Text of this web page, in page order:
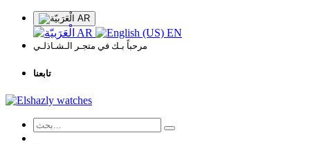
AR
AR EN
مرحباً بـك في متجـر الـشـاذلـي
تابعنا